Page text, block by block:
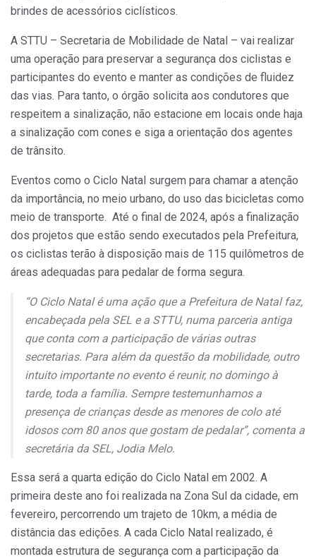
brindes de acessórios ciclísticos.
A STTU – Secretaria de Mobilidade de Natal – vai realizar
uma operação para preservar a segurança dos ciclistas e
participantes do evento e manter as condições de fluidez
das vias. Para tanto, o órgão solicita aos condutores que
respeitem a sinalização, não estacione em locais onde haja
a sinalização com cones e siga a orientação dos agentes
de trânsito.
Eventos como o Ciclo Natal surgem para chamar a atenção
da importância, no meio urbano, do uso das bicicletas como
meio de transporte. Até o final de 2024, após a finalização
dos projetos que estão sendo executados pela Prefeitura,
os ciclistas terão à disposição mais de 115 quilômetros de
áreas adequadas para pedalar de forma segura.
“O Ciclo Natal é uma ação que a Prefeitura de Natal faz,
encabeçada pela SEL e a STTU, numa parceria antiga
que conta com a participação de várias outras
secretarias. Para além da questão da mobilidade, outro
intuito importante no evento é reunir, no domingo à
tarde, toda a família. Sempre testemunhamos a
presença de crianças desde as menores de colo até
idosos com 80 anos que gostam de pedalar”, comenta a
secretária da SEL, Jodia Melo.
Essa será a quarta edição do Ciclo Natal em 2002. A
primeira deste ano foi realizada na Zona Sul da cidade, em
fevereiro, percorrendo um trajeto de 10km, a média de
distância das edições. A cada Ciclo Natal realizado, é
montada estrutura de segurança com a participação da